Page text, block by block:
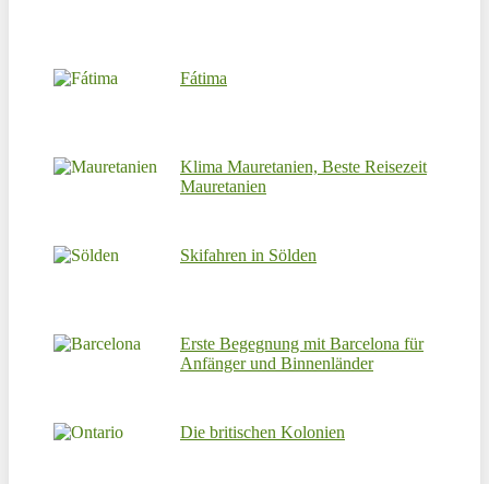
Fátima
Klima Mauretanien, Beste Reisezeit
Mauretanien
Skifahren in Sölden
Erste Begegnung mit Barcelona für
Anfänger und Binnenländer
Die britischen Kolonien